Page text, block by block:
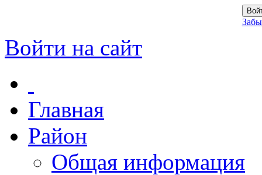
Войти на сайт
Главная
Район
Общая информация